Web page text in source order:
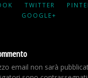
TWITTER
GOOGLE+
email non sarà